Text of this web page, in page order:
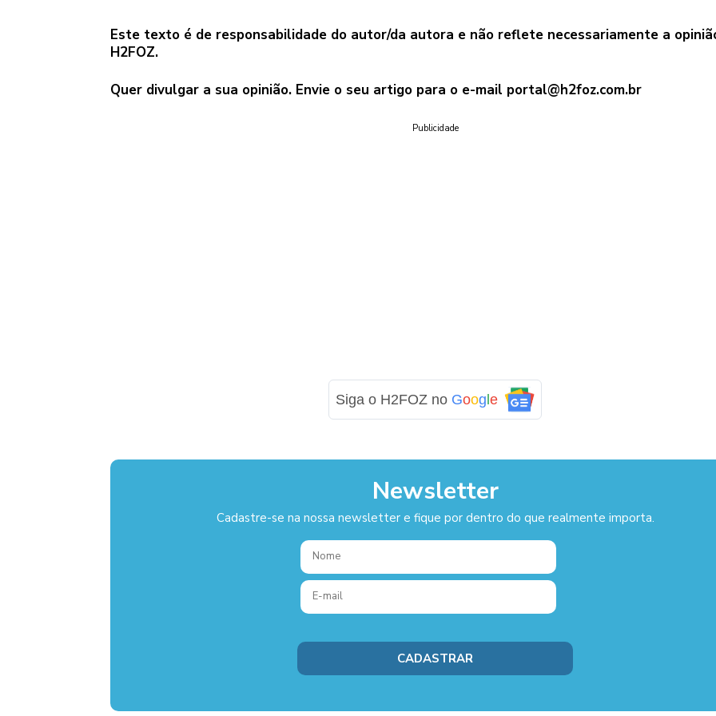
Este texto é de responsabilidade do autor/da autora e não reflete necessariamente a
H2FOZ.
Quer divulgar a sua opinião. Envie o seu artigo para o e-mail portal@h2foz.com.br
Publicidade
Siga o H2FOZ no Goog le
Newsletter
Cadastre-se na nossa newsletter e fique por dentro do que realmente importa.